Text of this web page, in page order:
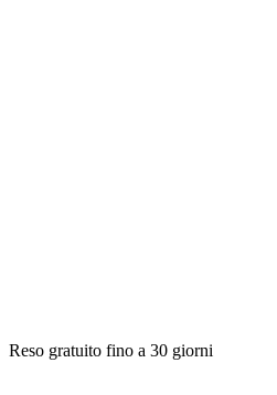
Reso gratuito fino a 30 giorni